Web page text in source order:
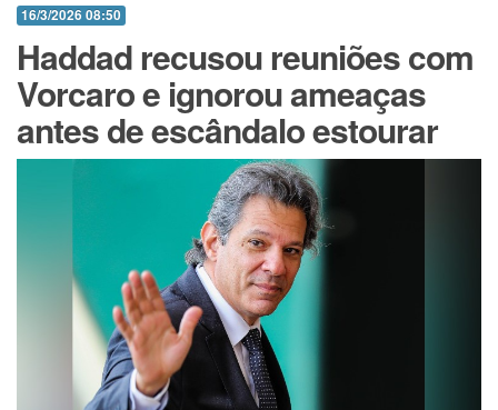
16/3/2026 08:50
Haddad recusou reuniões com
Vorcaro e ignorou ameaças
antes de escândalo estourar